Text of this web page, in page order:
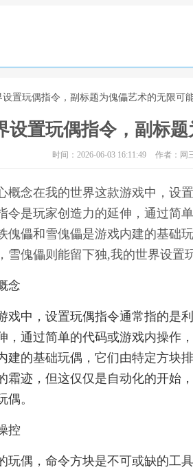
设置玩偶指令，副标题为傀儡艺术的无限可
设置玩偶指令，副标
时间：2026-06-03 16:11:49 作者：网
概念在我的世界这款游戏中，设
令是玩家创造力的延伸，通过简
傀儡和雪傀儡是游戏内建的基础
雪傀儡则能留下独,我的世界设置
念
戏中，设置玩偶指令通常指的是
，通过简单的代码或游戏内操作
建的基础玩偶，它们由特定方块
霜迹，但这仅仅是自动化的开始
。
控
玩偶，命令方块是不可或缺的工